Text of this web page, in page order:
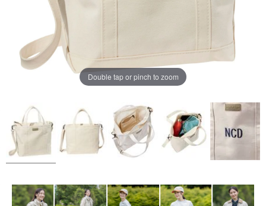
Double tap or pinch to zoom